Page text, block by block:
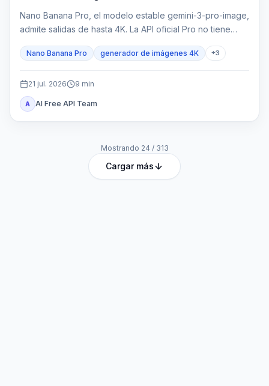
Nano Banana Pro, el modelo estable gemini-3-pro-image,
admite salidas de hasta 4K. La API oficial Pro no tiene
cubren y cualquier saldo de un proveedor pertenece a
Nano Banana Pro generador de imágenes 4K +3
21 jul. 2026 9 min
A AI Free API Team
Mostrando 24 / 313
Cargar más